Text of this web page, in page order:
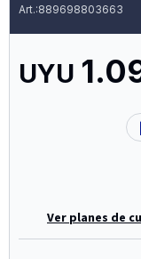
889698803663
UYU
Ver planes de